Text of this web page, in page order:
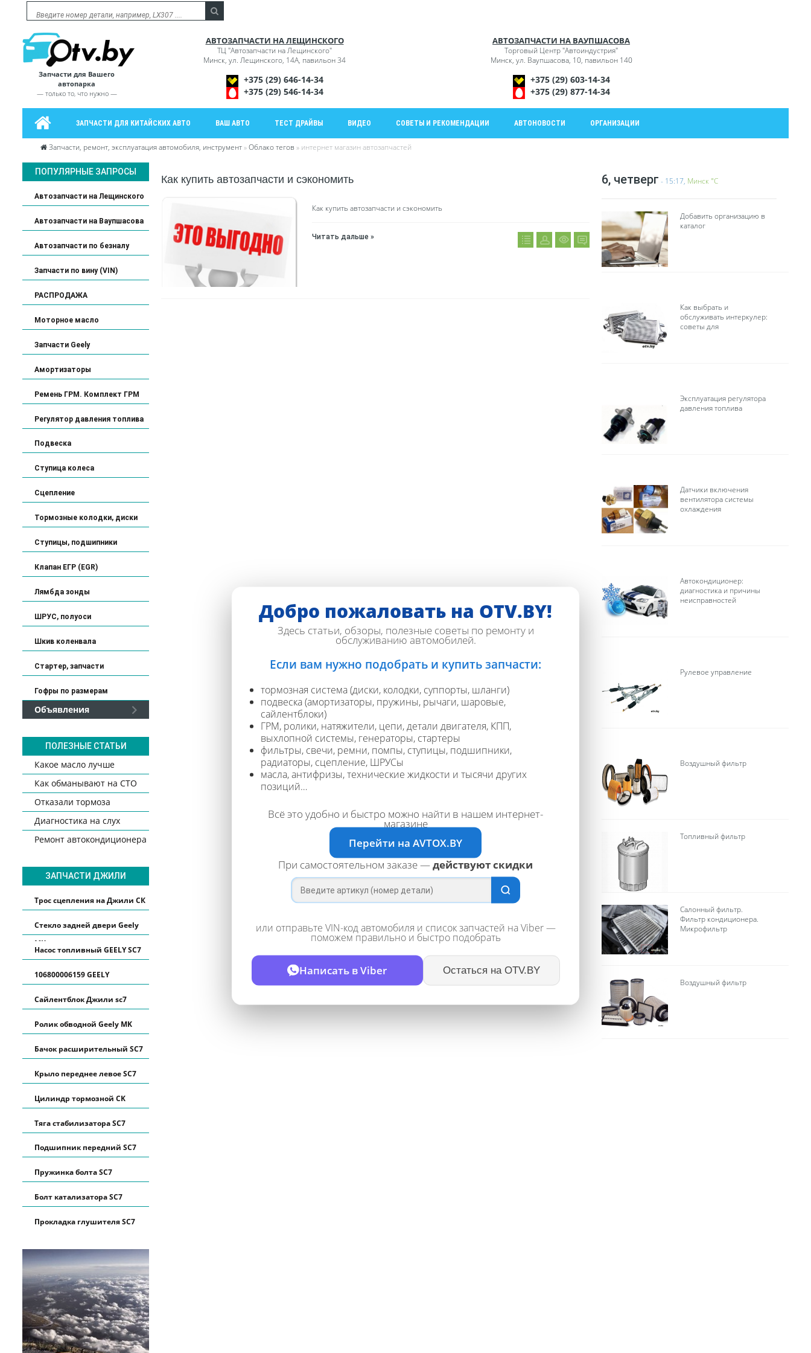
Запчасти для Вашего
автопарка
— только то, что нужно —
АВТОЗАПЧАСТИ НА ЛЕЩИНСКОГО
ТЦ "Автозапчасти на Лещинского"
Минск, ул. Лещинского, 14А, павильон 34
+375 (29) 646-14-34
+375 (29) 546-14-34
АВТОЗАПЧАСТИ НА ВАУПШАСОВА
Торговый Центр "Автоиндустрия"
Минск, ул. Ваупшасова, 10, павильон 140
+375 (29) 603-14-34
+375 (29) 877-14-34
ЗАПЧАСТИ ДЛЯ КИТАЙСКИХ АВТО ВАШ АВТО ТЕСТ ДРАЙВЫ ВИДЕО СОВЕТЫ И РЕКОМЕНДАЦИИ АВТОНОВОСТИ ОРГАНИЗАЦИИ
Запчасти, ремонт, эксплуатация автомобиля, инструмент»Облако тегов » интернет магазин автозапчастей
ПОПУЛЯРНЫЕ ЗАПРОСЫ
Автозапчасти на Лещинского
Автозапчасти на Ваупшасова
Автозапчасти по безналу
Запчасти по вину (VIN)
РАСПРОДАЖА
Моторное масло
Запчасти Geely
Амортизаторы
Ремень ГРМ. Комплект ГРМ
Регулятор давления топлива
Подвеска
Ступица колеса
Сцепление
Тормозные колодки, диски
Cтупицы, подшипники
Клапан ЕГР (EGR)
Лямбда зонды
ШРУС, полуоси
Шкив коленвала
Стартер, запчасти
Гофры по размерам
Объявления
ПОЛЕЗНЫЕ СТАТЬИ
Какое масло лучше
Как обманывают на СТО
Отказали тормоза
Диагностика на слух
Ремонт автокондиционера
ЗАПЧАСТИ ДЖИЛИ
Трос сцепления на Джили СК
Стекло задней двери Geely
MK
Насос топливный GEELY SC7
106800006159 GEELY
Сайлентблок Джили sc7
Ролик обводной Geely MK
Бачок расширительный SC7
Крыло переднее левое SC7
Цилиндр тормозной CK
Тяга стабилизатора SC7
Подшипник передний SC7
Пружинка болта SC7
Болт катализатора SC7
Прокладка глушителя SC7
Как купить автозапчасти и сэкономить
Как купить автозапчасти и сэкономить
Читать дальше »
6, четверг - 15:17, Минск °C
Добавить организацию в
каталог
Как выбрать и
обслуживать интеркулер:
советы для
Эксплуатация регулятора
давления топлива
Датчики включения
вентилятора системы
охлаждения
Автокондиционер:
диагностика и причины
неисправностей
Рулевое управление
Воздушный фильтр
Топливный фильтр
Салонный фильтр.
Фильтр кондиционера.
Микрофильтр
Воздушный фильтр
Добро пожаловать на OTV.BY!
Здесь статьи, обзоры, полезные советы по ремонту и
обслуживанию автомобилей.
Если вам нужно подобрать и купить запчасти:
тормозная система (диски, колодки, суппорты, шланги)
подвеска (амортизаторы, пружины, рычаги, шаровые,
сайлентблоки)
ГРМ, ролики, натяжители, цепи, детали двигателя, КПП,
выхлопной системы, генераторы, стартеры
фильтры, свечи, ремни, помпы, ступицы, подшипники,
радиаторы, сцепление, ШРУСы
масла, антифризы, технические жидкости и тысячи других
позиций…
Всё это удобно и быстро можно найти в нашем интернет-
магазине
Перейти на AVTOX.BY
При самостоятельном заказе —действуют скидки
или отправьте VIN-код автомобиля и список запчастей на Viber —
поможем правильно и быстро подобрать
Написать в Viber Остаться на OTV.BY